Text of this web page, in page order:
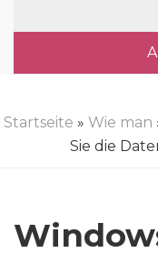
Startseite » Wie man
Sie die